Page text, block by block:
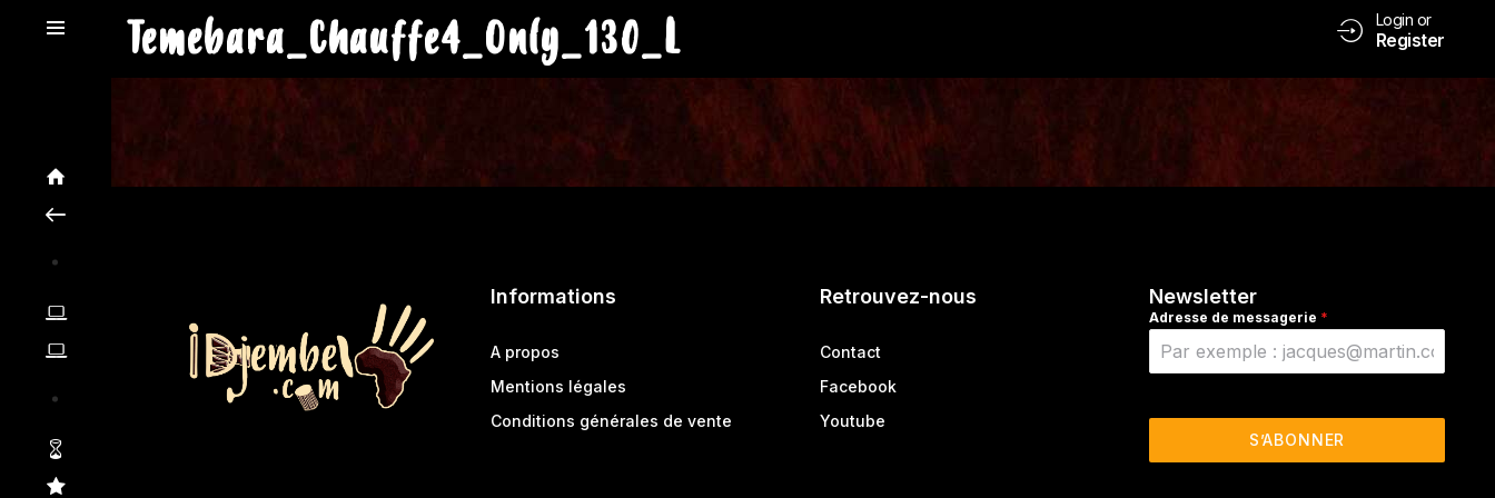
Temebara_Chauffe4_Only_130_L Login or
Register
Informations
A propos
Mentions légales
Conditions générales de vente
Retrouvez-nous
Contact
Facebook
Youtube
Newsletter
Adresse de messagerie *
S’ABONNER